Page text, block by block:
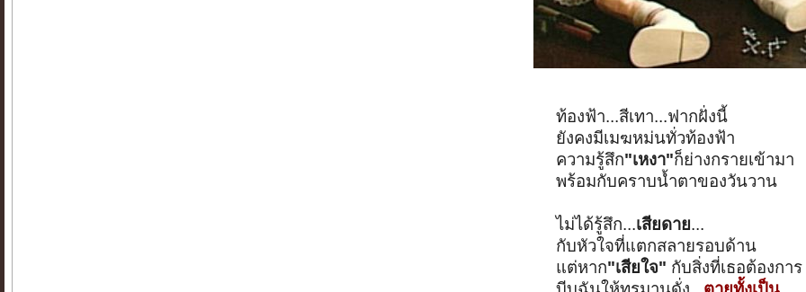
ท้องฟ้า...สีเทา...ฟากฝั่งนี้
ยังคงมีเมฆหม่นทั่วท้องฟ้า
ความรู้สึก"เหงา"ก็ย่างกรายเข้ามา
พร้อมกับคราบน้ำตาของวันวาน
ไม่ได้รู้สึก...เสียดาย...
กับหัวใจที่แตกสลายรอบด้าน
แต่หาก"เสียใจ" กับสิ่งที่เธอต้องการ